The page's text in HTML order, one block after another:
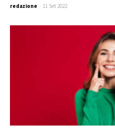
redazione - 11 Set 2022